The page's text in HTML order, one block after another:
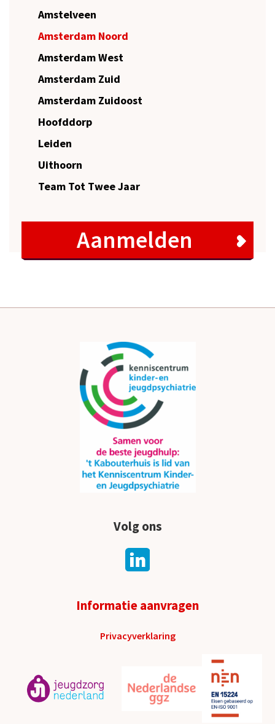
Amstelveen
Amsterdam Noord
Amsterdam West
Amsterdam Zuid
Amsterdam Zuidoost
Hoofddorp
Leiden
Uithoorn
Team Tot Twee Jaar
Aanmelden
Volg ons
Informatie aanvragen
Privacyverklaring